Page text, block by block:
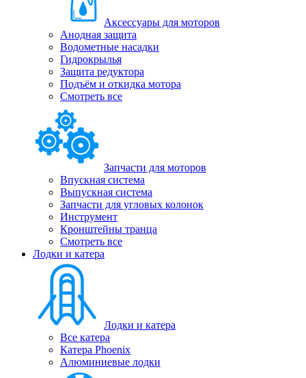
Аксессуары для моторов
Анодная защита
Водометные насадки
Гидрокрылья
Защита редуктора
Подъём и откидка мотора
Смотреть все
Запчасти для моторов
Впускная система
Выпускная система
Запчасти для угловых колонок
Инструмент
Кронштейны транца
Смотреть все
Лодки и катера
Лодки и катера
Все катера
Катера Phoenix
Алюминиевые лодки